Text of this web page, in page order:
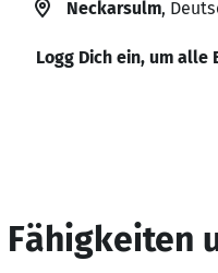
Neckarsulm,
Logg Dich ein, um alle
Fähigkeiten